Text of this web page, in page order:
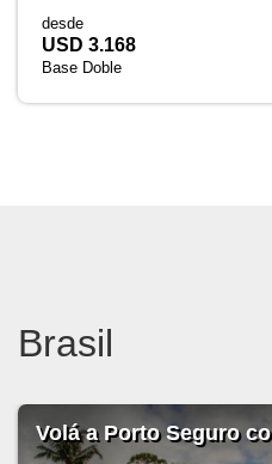
desde
USD 3.168
Base Doble
Brasil
Volá a Porto Seguro